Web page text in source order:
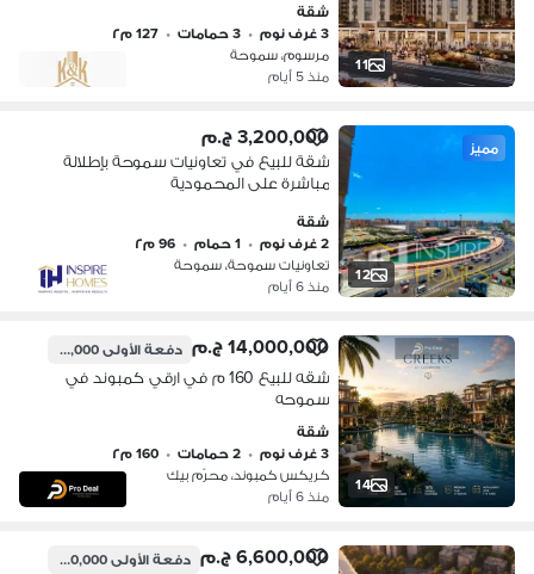
11
شقة
3 غرف نوم
• 3 حمامات • 127 م٢
مرسوم، سموحة
منذ 5 أيام
12
مميز 3,200,000 ج.م
شقة للبيع في تعاونيات سموحة بإطلالة
مباشرة على المحمودية
شقة
2 غرف نوم
• 1 حمام • 96 م٢
تعاونيات سموحة، سموحة
منذ 6 أيام
14
14,000,000 ج.م دفعة الأولى700,000 ج.م
شقه للبيع 160 م في ارقي كمبوند في
سموحه
شقة
3 غرف نوم
• 2 حمامات • 160 م٢
كريكس كمبوند، محرّم بيك
منذ 6 أيام
6,600,000 ج.م دفعة الأولى660,000 ج.م